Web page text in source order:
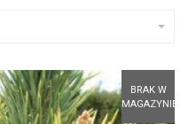
BRAK W
MAGAZYNIE